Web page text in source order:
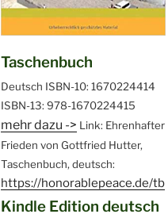
Taschenbuch
Deutsch ISBN-10: 1670224414
ISBN-13: 978-1670224415
mehr dazu -> Link: Ehrenhafter
Frieden von Gottfried Hutter,
Taschenbuch, deutsch:
https://honorablepeace.de/tb
Kindle Edition deutsch